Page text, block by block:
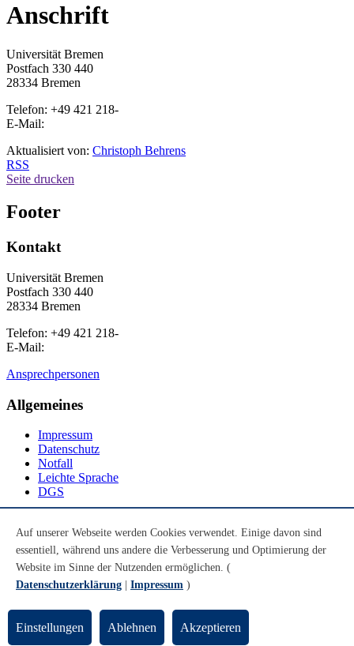
Anschrift
Universität Bremen
Postfach 330 440
28334 Bremen
Telefon: +49 421 218-
E-Mail:
Aktualisiert von: Christoph Behrens
RSS
Seite drucken
Footer
Kontakt
Universität Bremen
Postfach 330 440
28334 Bremen
Telefon: +49 421 218-
E-Mail:
Ansprechpersonen
Allgemeines
Impressum
Datenschutz
Notfall
Leichte Sprache
DGS
Youtube
Instagram
LinkedIn
© Universität Bremen 2026
Auf unserer Webseite werden Cookies verwendet. Einige davon sind
essentiell, während uns andere die Verbesserung und Optimierung der
Website im Sinne der Nutzenden ermöglichen. (
Datenschutzerklärung
Impressum )
Einstellungen Ablehnen Akzeptieren